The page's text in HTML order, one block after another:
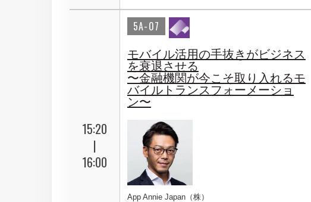
15:20
|
16:00
5A-07
モバイル活用の手抜きがビジネス
を衰退させる
〜金融機関が今こそ取り入れるモ
バイルトランスフォーメーショ
ン〜
App Annie Japan（株）